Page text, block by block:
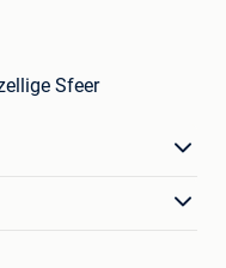
Sfeer